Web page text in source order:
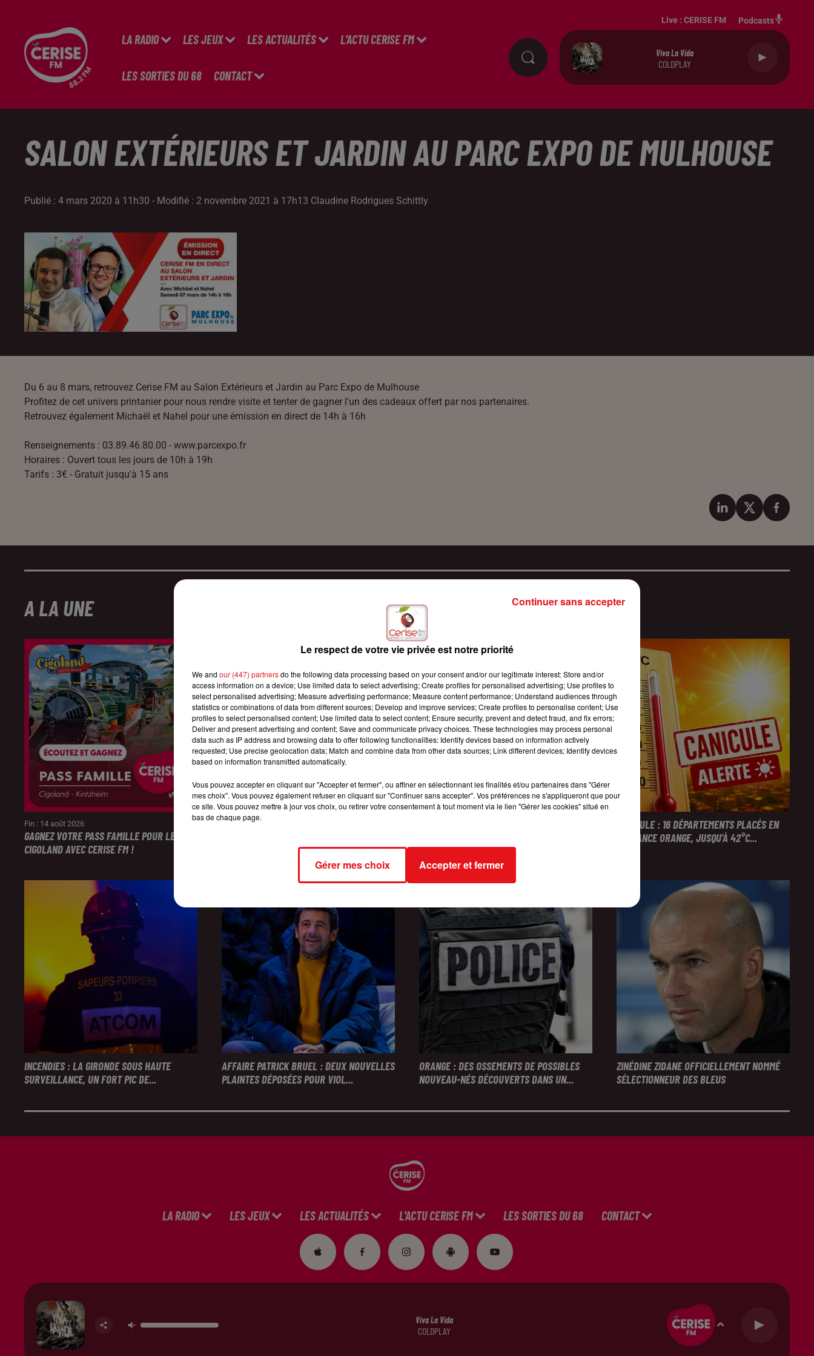
LA RADIO LES JEUX LES ACTUALITÉS L'ACTU CERISE FM
LES SORTIES DU 68 CONTACT
Live : CERISE FM Podcasts
Viva La Vida
COLDPLAY
SALON EXTÉRIEURS ET JARDIN AU PARC EXPO DE MULHOUSE
Publié : 4 mars 2020 à 11h30 - Modifié : 2 novembre 2021 à 17h13 Claudine Rodrigues Schittly
Du 6 au 8 mars, retrouvez Cerise FM au Salon Extérieurs et Jardin au Parc Expo de Mulhouse
Profitez de cet univers printanier pour nous rendre visite et tenter de gagner l'un des cadeaux offert par nos partenaires.
Retrouvez également Michaël et Nahel pour une émission en direct de 14h à 16h
Renseignements : 03.89.46.80.00 - www.parcexpo.fr
Horaires : Ouvert tous les jours de 10h à 19h
Tarifs : 3€ - Gratuit jusqu'à 15 ans
A LA UNE
Fin : 14 août 2026
GAGNEZ VOTRE PASS FAMILLE POUR LE PARC
CIGOLAND AVEC CERISE FM !
Fin : 14 août 2026
SESSION DE JEU QUIZ ROOM ENTRE...
CANICULE : 16 DÉPARTEMENTS PLACÉS EN
VIGILANCE ORANGE, JUSQU'À 42°C...
INCENDIES : LA GIRONDE SOUS HAUTE
SURVEILLANCE, UN FORT PIC DE...
AFFAIRE PATRICK BRUEL : DEUX NOUVELLES
PLAINTES DÉPOSÉES POUR VIOL...
ORANGE : DES OSSEMENTS DE POSSIBLES
NOUVEAU-NÉS DÉCOUVERTS DANS UN...
ZINÉDINE ZIDANE OFFICIELLEMENT NOMMÉ
SÉLECTIONNEUR DES BLEUS
LA RADIO LES JEUX LES ACTUALITÉS L'ACTU CERISE FM LES SORTIES DU 68 CONTACT
Viva La Vida
COLDPLAY
Le respect de votre vie privée est notre priorité
We and our (447) partnersdo the following data processing based on your consent and/or our legitimate interest: Store and/or
access information on a device; Use limited data to select advertising; Create profiles for personalised advertising; Use profiles to
select personalised advertising; Measure advertising performance; Measure content performance; Understand audiences through
statistics or combinations of data from different sources; Develop and improve services; Create profiles to personalise content; Use
profiles to select personalised content; Use limited data to select content; Ensure security, prevent and detect fraud, and fix errors;
Deliver and present advertising and content; Save and communicate privacy choices. These technologies may process personal
data such as IP address and browsing data to offer following functionalities: Identify devices based on information actively
requested; Use precise geolocation data; Match and combine data from other data sources; Link different devices; Identify devices
based on information transmitted automatically.
Vous pouvez accepter en cliquant sur "Accepter et fermer", ou affiner en sélectionnant les finalités et/ou partenaires dans "Gérer
mes choix". Vous pouvez également refuser en cliquant sur "Continuer sans accepter". Vos préférences ne s'appliqueront que pour
ce site. Vous pouvez mettre à jour vos choix, ou retirer votre consentement à tout moment via le lien "Gérer les cookies" situé en
bas de chaque page.
Gérer mes choix Accepter et fermer
Continuer sans accepter